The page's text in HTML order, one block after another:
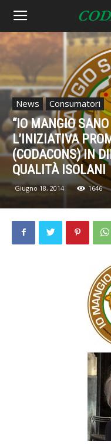
News Consumatori
“IO MANGIO
L’INIZIATIVA
(CODACONS) IN
QUALITÀ ISOLANI
Giugno 18, 2014 1646